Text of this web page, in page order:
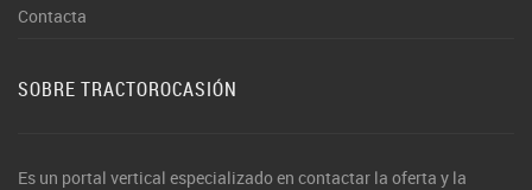
Contacta
SOBRE TRACTOROCASIÓN
Es un portal vertical especializado en contactar la oferta y la